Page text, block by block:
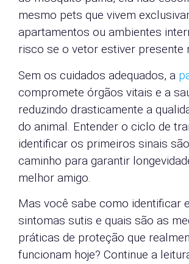
mesmo pets que vivem
apartamentos ou ambientes
risco se o vetor estiver presente
Sem os cuidados adequados, a
compromete órgãos vitais e a
reduzindo drasticamente a
do animal. Entender o ciclo de
identificar os primeiros sinais
caminho para garantir
melhor amigo.
Mas você sabe como identificar
sintomas sutis e quais são as
práticas de proteção que
funcionam hoje? Continue a